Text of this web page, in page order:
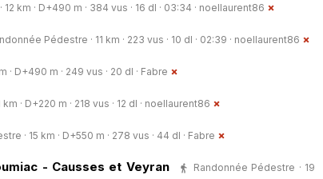
km · D+490 m · 384 vus · 16 dl · 03:34 · noellaurent86
Pédestre · 11 km · 223 vus · 10 dl · 02:39 · noellaurent86
D+490 m · 249 vus · 20 dl · Fabre
· D+220 m · 218 vus · 12 dl · noellaurent86
· 15 km · D+550 m · 278 vus · 44 dl · Fabre
- Causses et Veyran
Randonnée Pédestre · 19